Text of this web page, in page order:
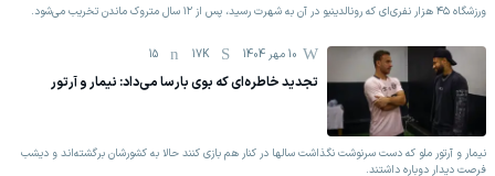
ورزشگاه ۴۵ هزار نفری‌ای که رونالدینیو در آن به شهرت رسید، پس از ۱۲ سال متروک ماندن تخریب می‌شود.
10 مهر 1404 17K
15
تجدید خاطره‌ای که بوی بارسا می‌داد: نیمار و آرتور
نیمار و آرتور ملو که دست سرنوشت نگذاشت سالها در کنار هم بازی ‏کنند حالا به کشورشان برگشته‌اند و دیشب
فرصت دیدار دوباره ‏داشتند. ‏